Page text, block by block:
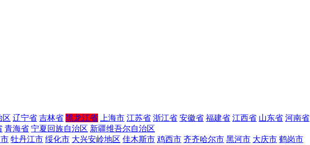
区 辽宁省 吉林省 黑龙江省 上海市 江苏省 浙江省 安徽省 福建省 江西省 山东省 河南省
青海省 宁夏回族自治区 新疆维吾尔自治区
牡丹江市 绥化市 大兴安岭地区 佳木斯市 鸡西市 齐齐哈尔市 黑河市 大庆市 鹤岗市